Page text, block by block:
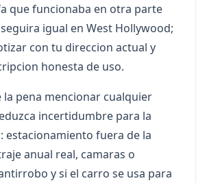
que funcionaba en otra parte
igual en West Hollywood;
con tu direccion actual y
honesta de uso.
la pena mencionar cualquier
incertidumbre para la
estacionamiento fuera de la
anual real, camaras o
y si el carro se usa para